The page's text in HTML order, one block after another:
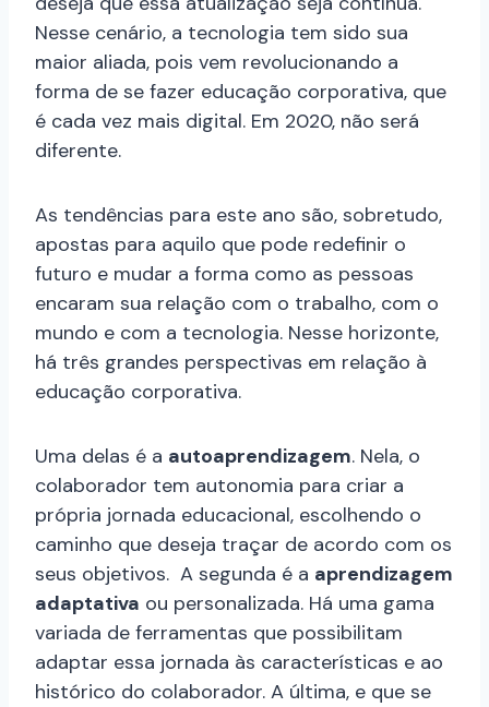
Nesse cenário, a tecnologia tem sido sua
maior aliada, pois vem revolucionando a
forma de se fazer educação corporativa, que
é cada vez mais digital. Em 2020, não será
diferente.
As tendências para este ano são, sobretudo,
apostas para aquilo que pode redefinir o
futuro e mudar a forma como as pessoas
encaram sua relação com o trabalho, com o
mundo e com a tecnologia. Nesse horizonte,
há três grandes perspectivas em relação à
educação corporativa.
Uma delas é a autoaprendizagem. Nela, o
colaborador tem autonomia para criar a
própria jornada educacional, escolhendo o
caminho que deseja traçar de acordo com os
seus objetivos. A segunda é a aprendizagem
adaptativa ou personalizada. Há uma gama
variada de ferramentas que possibilitam
adaptar essa jornada às características e ao
histórico do colaborador. A última, e que se